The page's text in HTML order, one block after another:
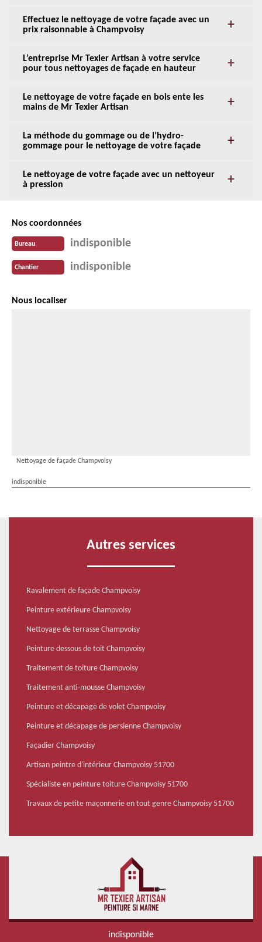
Effectuez le nettoyage de votre façade avec un
prix raisonnable à Champvoisy
L’entreprise Mr Texier Artisan à votre service
pour tous nettoyages de façade en hauteur
Le nettoyage de votre façade en bois ente les
mains de Mr Texier Artisan
La méthode du gommage ou de l’hydro-
gommage pour le nettoyage de votre façade
Le nettoyage de votre façade avec un nettoyeur
à pression
Nos coordonnées
Bureau indisponible
Chantier indisponible
Nous localiser
Nettoyage de façade Champvoisy
indisponible
Autres services
Ravalement de façade Champvoisy
Peinture extérieure Champvoisy
Nettoyage de terrasse Champvoisy
Peinture dessous de toit Champvoisy
Traitement de toiture Champvoisy
Traitement anti-mousse Champvoisy
Peinture et décapage de volet Champvoisy
Peinture et décapage de persienne Champvoisy
Façadier Champvoisy
Artisan peintre d'intérieur Champvoisy 51700
Spécialiste en peinture toiture Champvoisy 51700
Travaux de petite maçonnerie en tout genre Champvoisy 51700
indisponible